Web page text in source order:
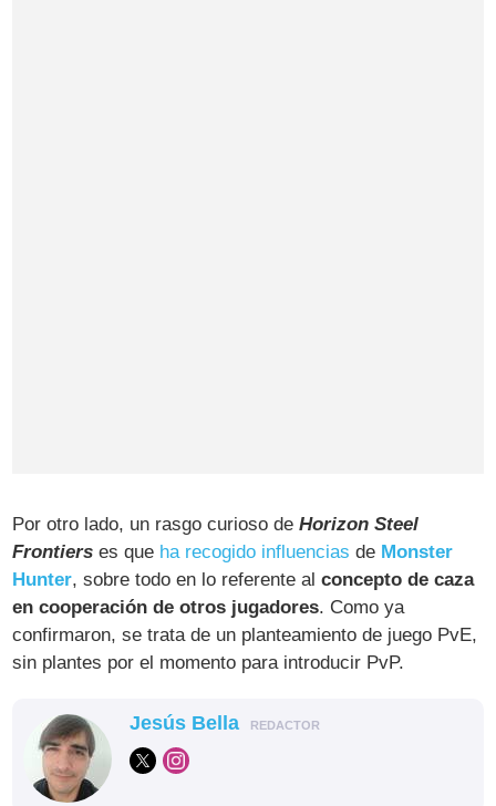
Por otro lado, un rasgo curioso deHorizon Steel
Frontiers es que ha recogido influencias de Monster
Hunter, sobre todo en lo referente alconcepto de caza
en cooperación de otros jugadores. Como ya
confirmaron, se trata de un planteamiento de juego PvE,
sin plantes por el momento para introducir PvP.
Jesús Bella REDACTOR